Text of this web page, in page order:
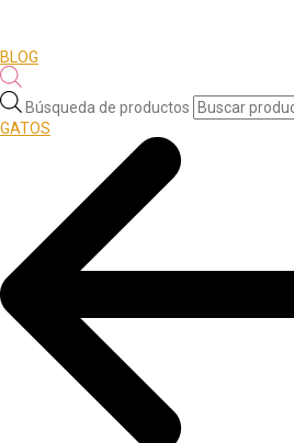
BLOG
Búsqueda de productos
GATOS